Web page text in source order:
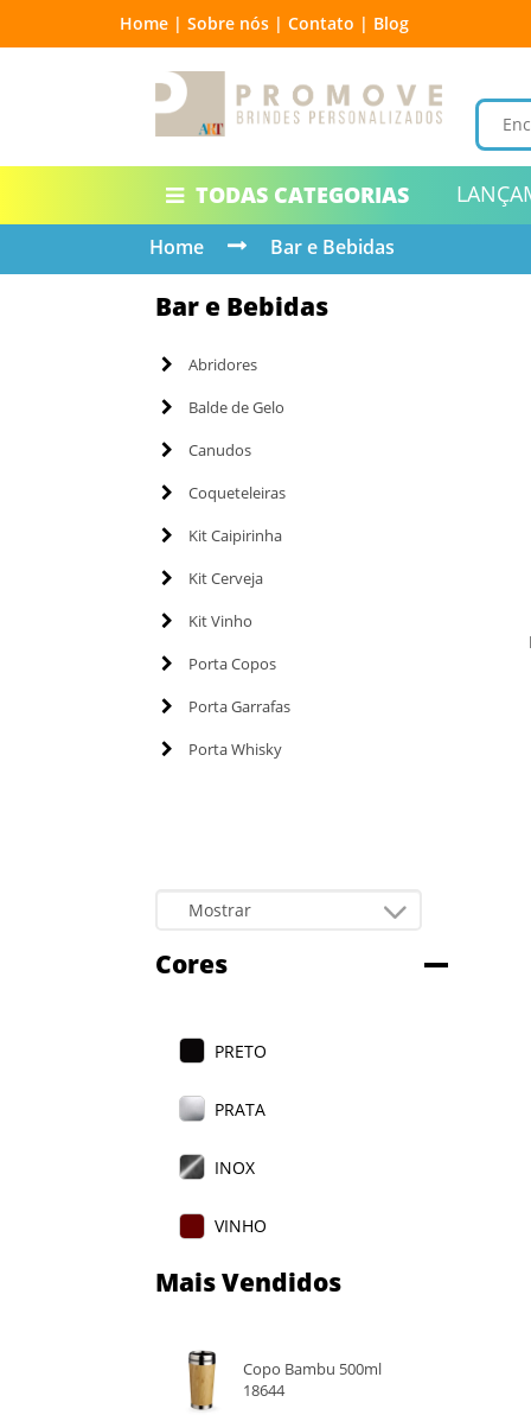
Home | Sobre nós | Contato | Blog
TODAS CATEGORIAS
Home Bar e Bebidas
Bar e Bebidas
Abridores
Balde de Gelo
Canudos
Coqueteleiras
Kit Caipirinha
Kit Cerveja
Kit Vinho
Porta Copos
Porta Garrafas
Porta Whisky
Cores
PRETO
PRATA
INOX
VINHO
AZUL
VERMELHO
Mais Vendidos
Copo Bambu 500ml
18644